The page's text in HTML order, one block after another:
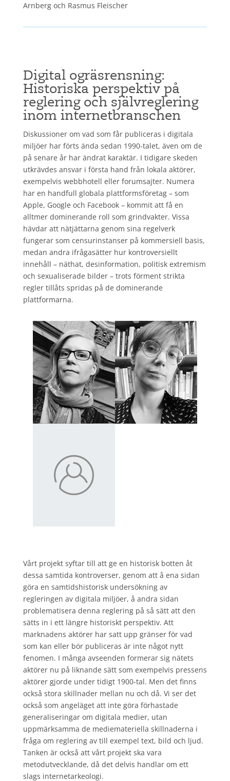
Arnberg och Rasmus Fleischer
Digital ogräsrensning:
Historiska perspektiv på
reglering och självreglering
inom internetbranschen
Diskussioner om vad som får publiceras i digitala
miljöer har förts ända sedan 1990-talet, även om de
på senare år har ändrat karaktär. I tidigare skeden
utkrävdes ansvar i första hand från lokala aktörer,
exempelvis webbhotell eller forumsajter. Numera
har en handfull globala plattformsföretag – som
Apple, Google och Facebook – kommit att få en
alltmer dominerande roll som grindvakter. Vissa
hävdar att nätjättarna genom sina regelverk
fungerar som censurinstanser på kommersiell basis,
medan andra ifrågasätter hur kontroversiellt
innehåll – näthat, desinformation, politisk extremism
och sexualiserade bilder – trots förment strikta
regler tillåts spridas på de dominerande
plattformarna.
Vårt projekt syftar till att ge en historisk botten åt
dessa samtida kontroverser, genom att å ena sidan
göra en samtidshistorisk undersökning av
regleringen av digitala miljöer, å andra sidan
problematisera denna reglering på så sätt att den
sätts in i ett längre historiskt perspektiv. Att
marknadens aktörer har satt upp gränser för vad
som kan eller bör publiceras är inte något nytt
fenomen. I många avseenden formerar sig nätets
aktörer nu på liknande sätt som exempelvis pressens
aktörer gjorde under tidigt 1900-tal. Men det finns
också stora skillnader mellan nu och då. Vi ser det
också som angeläget att inte göra förhastade
generaliseringar om digitala medier, utan
uppmärksamma de mediemateriella skillnaderna i
fråga om reglering av till exempel text, bild och ljud.
Tanken är också att vårt projekt ska vara
metodutvecklande, då det delvis handlar om ett
slags internetarkeologi.